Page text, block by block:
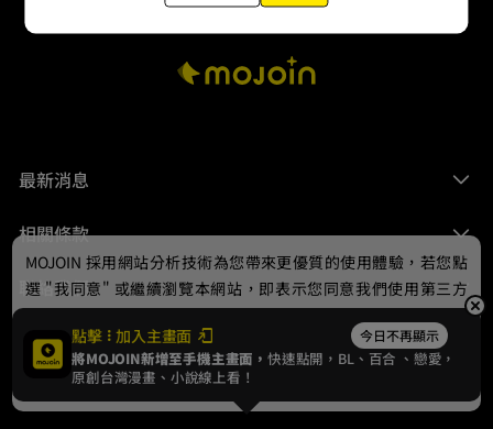
最新消息
相關條款
聯絡我們
© 2024 gamania Digital Entertainment Co., Ltd.
點擊 加入主畫面 今日不再顯示
將MOJOIN新增至手機主畫面，快速點開，BL、 百合 、戀愛，
原創台灣漫畫、小說線上看！
MOJOIN 採用網站分析技術為您帶來更優質的使用體驗，若您點
選 "我同意" 或繼續瀏覽本網站，即表示您同意我們使用第三方
Cookie，欲瞭解更多資訊請見隱私權政策。
我同意